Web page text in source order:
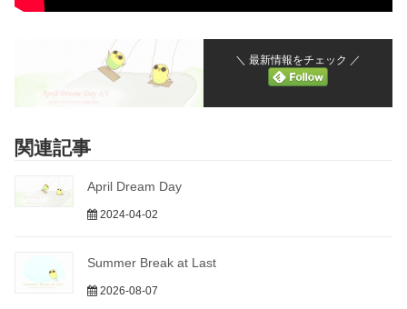
＼ 最新情報をチェック ／
関連記事
April Dream Day
2024-04-02
Summer Break at Last
2026-08-07